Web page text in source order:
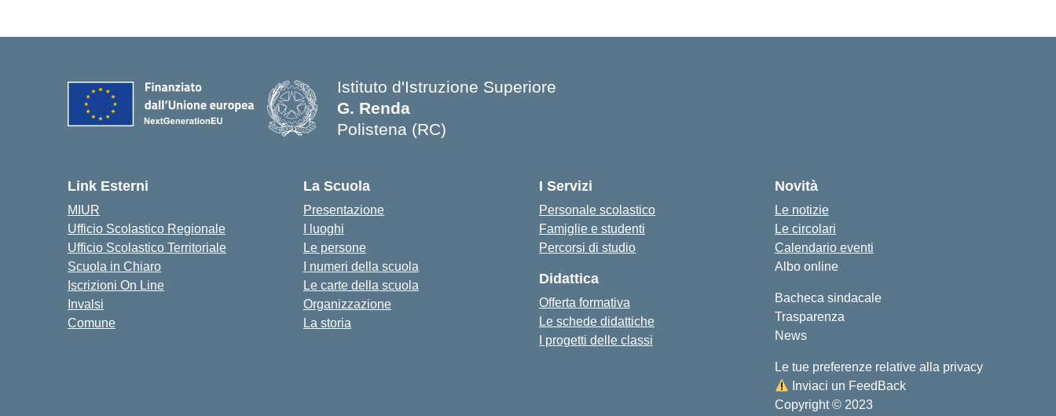
Istituto d'Istruzione Superiore
G. Renda
Polistena (RC)
Link Esterni
MIUR
Ufficio Scolastico Regionale
Ufficio Scolastico Territoriale
Scuola in Chiaro
Iscrizioni On Line
Invalsi
Comune
La Scuola
Presentazione
I luoghi
Le persone
I numeri della scuola
Le carte della scuola
Organizzazione
La storia
I Servizi
Personale scolastico
Famiglie e studenti
Percorsi di studio
Didattica
Offerta formativa
Le schede didattiche
I progetti delle classi
Novità
Le notizie
Le circolari
Calendario eventi
Albo online
Bacheca sindacale
Trasparenza
News
Le tue preferenze relative alla privacy
Inviaci un FeedBack
Copyright © 2023